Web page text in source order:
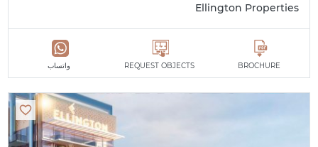
Ellington Properties
BROCHURE
REQUEST OBJECTS واتساب